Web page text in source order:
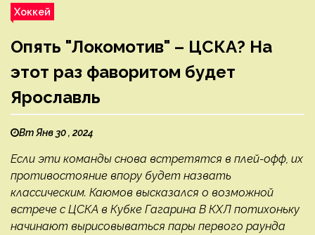
Хоккей
Опять "Локомотив" – ЦСКА? На
этот раз фаворитом будет
Ярославль
Вт Янв 30 , 2024
Если эти команды снова встретятся в плей-офф, их
противостояние впору будет назвать
классическим. Каюмов высказался о возможной
встрече с ЦСКА в Кубке Гагарина В КХЛ потихоньку
начинают вырисовываться пары первого раунда